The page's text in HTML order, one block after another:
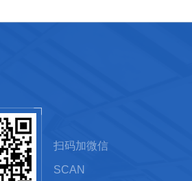
扫码加微信
SCAN